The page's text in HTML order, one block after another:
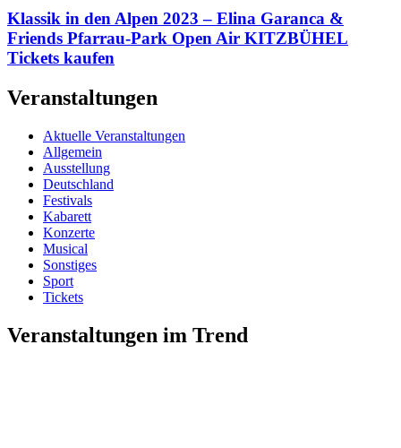
Klassik in den Alpen 2023 – Elina Garanca &
Friends Pfarrau-Park Open Air KITZBÜHEL
Tickets kaufen
Veranstaltungen
Aktuelle Veranstaltungen
Allgemein
Ausstellung
Deutschland
Festivals
Kabarett
Konzerte
Musical
Sonstiges
Sport
Tickets
Veranstaltungen im Trend